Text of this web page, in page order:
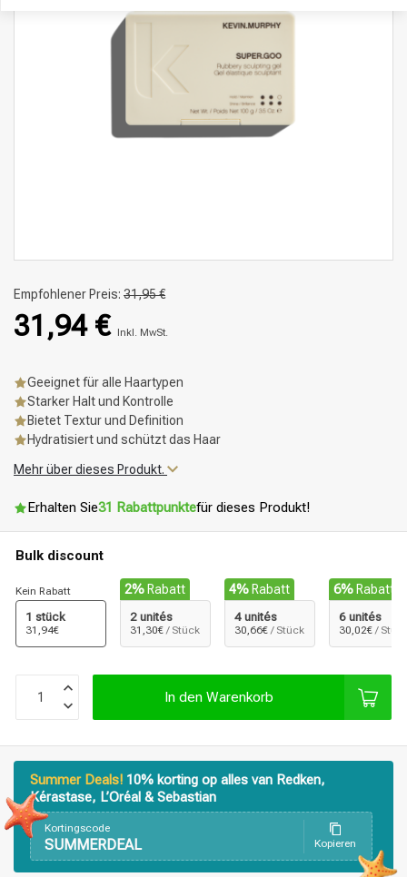
Stylingprodukte Haarfärbung
Empfohlener Preis: 31,95 €
31,94 € Inkl. MwSt.
Geeignet für alle Haartypen
Starker Halt und Kontrolle
Bietet Textur und Definition
Hydratisiert und schützt das Haar
Mehr über dieses Produkt.
Erhalten Sie31 Rabattpunktefür dieses Produkt!
Bulk discount
Kein Rabatt
1 stück
31,94€
2% Rabatt
2 unités
31,30€ / Stück
4% Rabatt
4 unités
30,66€ / Stück
6% Rabatt
6 unités
30,02€ /
In den Warenkorb
Summer Deals! 10% korting op alles van Redken,
Kérastase, L’Oréal & Sebastian
Kortingscode
SUMMERDEAL Kopieren